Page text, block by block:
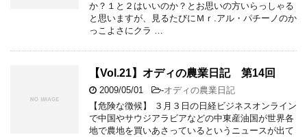
か？１と２はいいのか？とお思いの方いらっしゃる
と思いますが、見るたびにＭｒ.アル・パチーノのか
っこよさにクラ …
【Vol.21】オディの農業日記 第14回
2009/05/01 -オディの農業日記
【危険な徴候】 ３月３日の日経ビジネスオンライン
で中国やサウジアラビアなどの中東産油国が世界各
地で農地を買いあさっているというニュースが出て